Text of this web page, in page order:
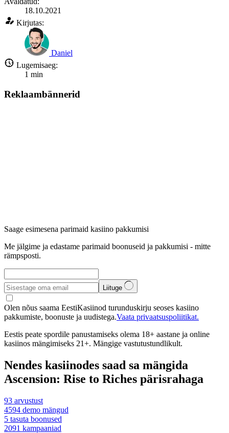
18.10.2021
Kirjutas:
Daniel
Lugemisaeg:
1 min
Reklaambännerid
Saage esimesena parimaid kasiino pakkumisi
Me jälgime ja edastame parimaid boonuseid ja pakkumisi - mitte
rämpsposti.
Liituge
Olen nõus saama EestiKasiinod turunduskirju seoses kasiino
pakkumiste, boonuste ja uudistega.Vaata privaatsuspoliitikat.
Eestis peate spordile panustamiseks olema 18+ aastane ja online
kasiinos mängimiseks 21+. Mängige vastutustundlikult.
Nendes kasiinodes saad sa mängida
Ascension: Rise to Riches pärisrahaga
93 arvustust
4594 demo mängud
5 tasuta boonused
2091 kampaaniad